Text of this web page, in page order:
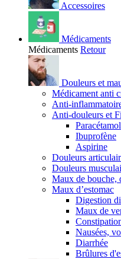
Accessoires
Médicaments
Médicaments Retour
Douleurs et
Médicament anti
Anti-
Anti-douleurs et
Paracétamol
Ibuprofène
Aspirine
Douleurs
Douleurs
Maux de bouche,
Maux d’estomac
Digestion
Maux de
Nausées,
Diarrhée
Brûlures